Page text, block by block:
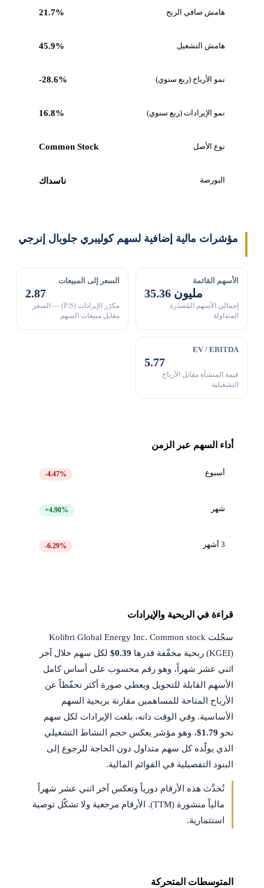
هامش صافي الربح 21.7%
هامش التشغيل 45.9%
نمو الأرباح (ربع سنوي) -28.6%
نمو الإيرادات (ربع سنوي) 16.8%
نوع الأصل Common Stock
البورصة ناسداك
مؤشرات مالية إضافية لسهم كوليبري جلوبال إنرجي
الأسهم القائمة
35.36 مليون
إجمالي الأسهم المُصدَرة
المتداولة
السعر إلى المبيعات
2.87
مكرّر الإيرادات (P/S) — السعر
مقابل مبيعات السهم
EV / EBITDA
5.77
قيمة المنشأة مقابل الأرباح
التشغيلية
أداء السهم عبر الزمن
أسبوع -4.47%
شهر +4.90%
3 أشهر -6.29%
قراءة في الربحية والإيرادات
سجّلت Kolibri Global Energy Inc. Common stock
(KGEI) ربحية مخفّفة قدرها
$0.39لكل سهم خلال آخر
اثني عشر شهراً، وهو رقم محسوب على أساس كامل
الأسهم القابلة للتحويل ويعطي صورة أكثر تحفّظاً عن
الأرباح المتاحة للمساهمين مقارنة بربحية السهم
الأساسية. وفي الوقت ذاته، بلغت الإيرادات لكل سهم
نحو $1.79، وهو مؤشر يعكس حجم النشاط التشغيلي
الذي يولّده كل سهم متداول دون الحاجة للرجوع إلى
البنود التفصيلية في القوائم المالية.
تُحدَّث هذه الأرقام دورياً وتعكس آخر اثني عشر شهراً
مالياً منشورة (TTM). الأرقام مرجعية ولا تشكّل توصية
استثمارية.
المتوسطات المتحركة